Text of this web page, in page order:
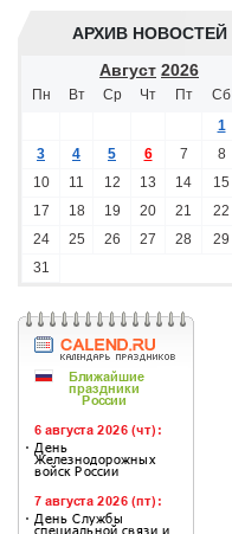
АРХИВ НОВОСТЕЙ
Август 2026
Пн Вт Ср Чт Пт Сб
1
3
4 5 6 7 8
10
11 12 13 14 15
17
18 19 20 21 22
24
25 26 27 28 29
31